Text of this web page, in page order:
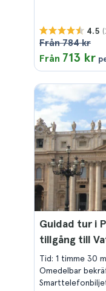
4.5
Från 784 kr
Från 713 kr
Guidad tur i
tillgång till
Tid: 1 timme 30
Omedelbar